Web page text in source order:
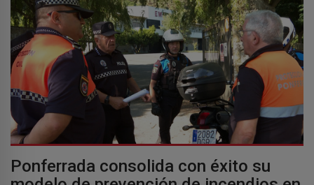
Ponferrada consolida con éxito su